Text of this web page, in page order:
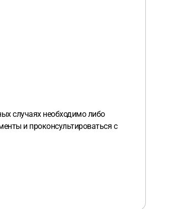
случаях необходимо либо
и проконсультироваться с